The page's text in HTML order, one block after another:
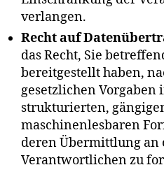
verlangen.
Recht auf
das Recht, Sie
bereitgestellt haben,
gesetzlichen Vorgaben
strukturierten,
maschinenlesbaren
deren Übermittlung an
Verantwortlichen zu